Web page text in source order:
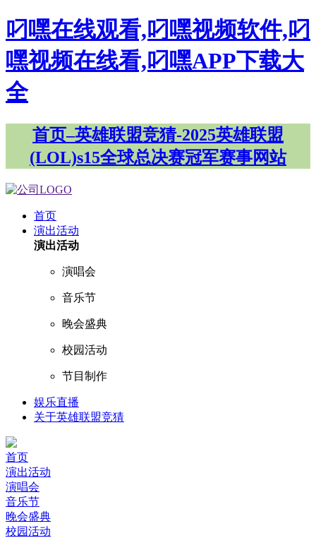
叼嘿在线观看,叼嘿视频软件,叼
嘿视频在线看,叼嘿APP下载大
全
首页–英雄联盟竞猜-2025英雄联盟
(LOL)s15全球总决赛冠军赛事网站
首页
演出活动
演出活动
演唱会
音乐节
晚会盛典
校园活动
节目制作
娱乐直播
关于英雄联盟竞猜
首页
演出活动
演唱会
音乐节
晚会盛典
校园活动